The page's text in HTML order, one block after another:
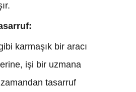
karmaşık bir aracı
işi bir uzmana
tasarruf